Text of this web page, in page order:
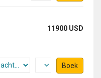
11900 USD
Boek